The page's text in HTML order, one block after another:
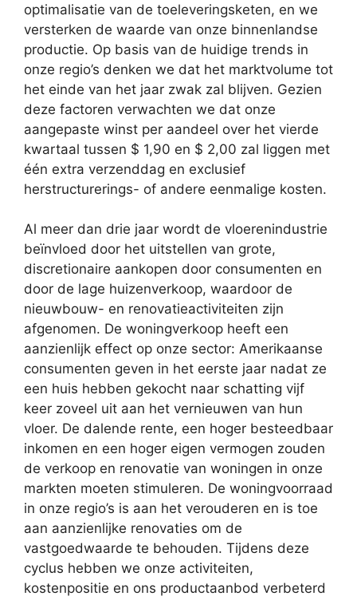
optimalisatie van de toeleveringsketen, en we
versterken de waarde van onze binnenlandse
productie. Op basis van de huidige trends in
onze regio’s denken we dat het marktvolume tot
het einde van het jaar zwak zal blijven. Gezien
deze factoren verwachten we dat onze
aangepaste winst per aandeel over het vierde
kwartaal tussen $ 1,90 en $ 2,00 zal liggen met
één extra verzenddag en exclusief
herstructurerings- of andere eenmalige kosten.
Al meer dan drie jaar wordt de vloerenindustrie
beïnvloed door het uitstellen van grote,
discretionaire aankopen door consumenten en
door de lage huizenverkoop, waardoor de
nieuwbouw- en renovatieactiviteiten zijn
afgenomen. De woningverkoop heeft een
aanzienlijk effect op onze sector: Amerikaanse
consumenten geven in het eerste jaar nadat ze
een huis hebben gekocht naar schatting vijf
keer zoveel uit aan het vernieuwen van hun
vloer. De dalende rente, een hoger besteedbaar
inkomen en een hoger eigen vermogen zouden
de verkoop en renovatie van woningen in onze
markten moeten stimuleren. De woningvoorraad
in onze regio’s is aan het verouderen en is toe
aan aanzienlijke renovaties om de
vastgoedwaarde te behouden. Tijdens deze
cyclus hebben we onze activiteiten,
kostenpositie en ons productaanbod verbeterd